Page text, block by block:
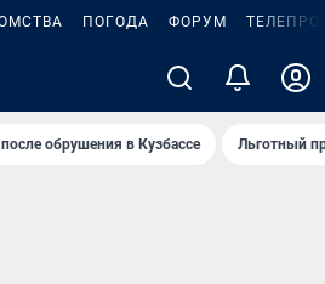
ПОГОДА ФОРУМ
обрушения в Кузбассе Льготный